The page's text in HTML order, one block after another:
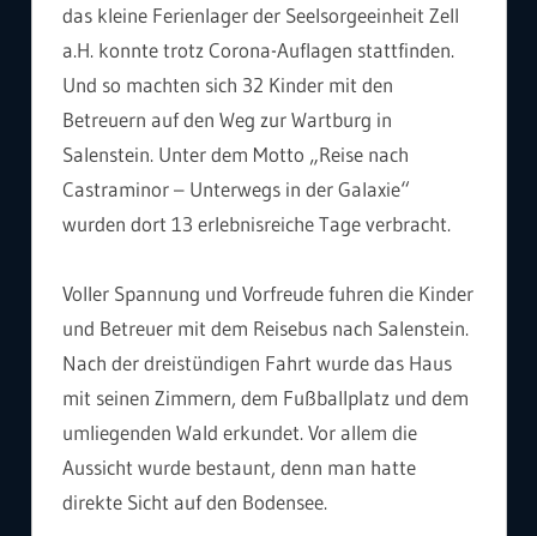
das kleine Ferienlager der Seelsorgeeinheit Zell
a.H. konnte trotz Corona-Auflagen stattfinden.
Und so machten sich 32 Kinder mit den
Betreuern auf den Weg zur Wartburg in
Salenstein. Unter dem Motto „Reise nach
Castraminor – Unterwegs in der Galaxie“
wurden dort 13 erlebnisreiche Tage verbracht.
Voller Spannung und Vorfreude fuhren die Kinder
und Betreuer mit dem Reisebus nach Salenstein.
Nach der dreistündigen Fahrt wurde das Haus
mit seinen Zimmern, dem Fußballplatz und dem
umliegenden Wald erkundet. Vor allem die
Aussicht wurde bestaunt, denn man hatte
direkte Sicht auf den Bodensee.